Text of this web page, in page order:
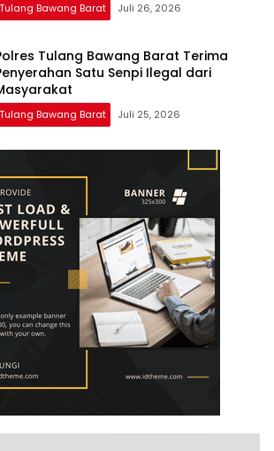
Tulang Bawang Barat Juli 26, 2026
Tulang Bawang Barat Terima
Satu Senpi Ilegal dari
Tulang Bawang Barat Juli 25, 2026